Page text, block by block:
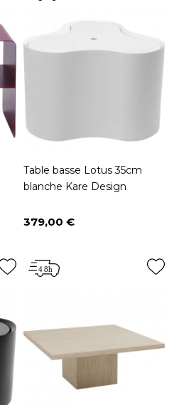
Table basse Lotus 35cm
blanche Kare Design
Prix
379,00 €